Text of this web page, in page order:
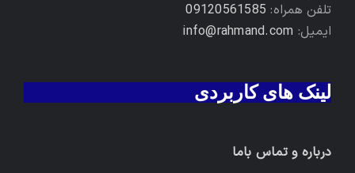
تلفن همراه: 09120561585
ایمیل: info@rahmand.com
لینک های کاربردی
درباره و تماس باما